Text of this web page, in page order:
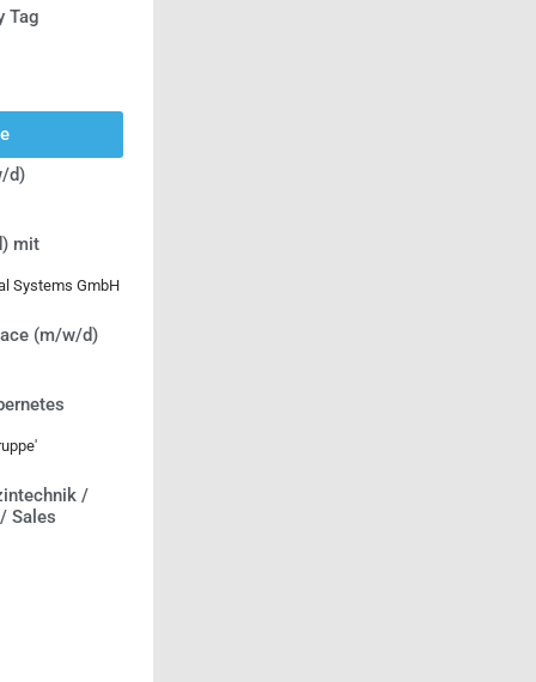
Tag
d)
mit
Systems GmbH
(m/w/d)
/
Sales